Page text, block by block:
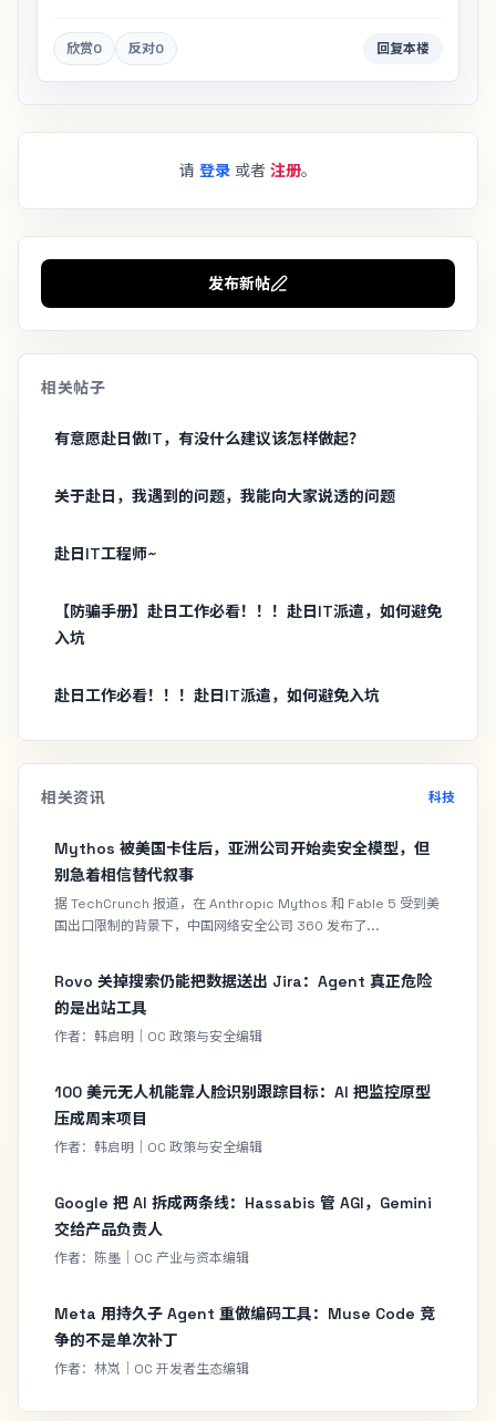
欣赏0 反对0 回复本楼
请 登录 或者 注册。
发布新帖
相关帖子
有意愿赴日做IT，有没什么建议该怎样做起？
关于赴日，我遇到的问题，我能向大家说透的问题
赴日IT工程师~
【防骗手册】赴日工作必看！！！赴日IT派遣，如何避免
入坑
赴日工作必看！！！赴日IT派遣，如何避免入坑
相关资讯 科技
Mythos 被美国卡住后，亚洲公司开始卖安全模型，但
别急着相信替代叙事
据 TechCrunch 报道，在 Anthropic Mythos 和 Fable 5 受到美
国出口限制的背景下，中国网络安全公司 360 发布了...
Rovo 关掉搜索仍能把数据送出 Jira：Agent 真正危险
的是出站工具
作者：韩启明｜OC 政策与安全编辑
100 美元无人机能靠人脸识别跟踪目标：AI 把监控原型
压成周末项目
作者：韩启明｜OC 政策与安全编辑
Google 把 AI 拆成两条线：Hassabis 管 AGI，Gemini
交给产品负责人
作者：陈墨｜OC 产业与资本编辑
Meta 用持久子 Agent 重做编码工具：Muse Code 竞
争的不是单次补丁
作者：林岚｜OC 开发者生态编辑